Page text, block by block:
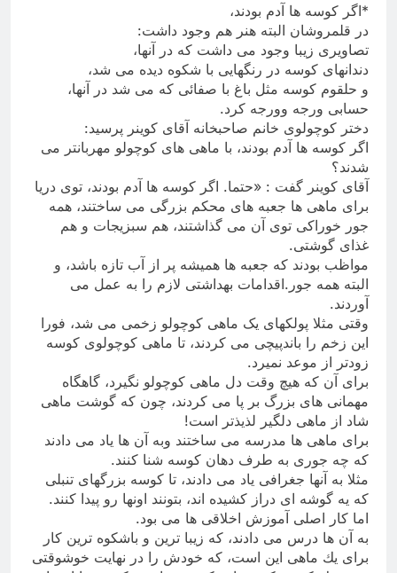
*اگر كوسه ها آدم بودند،
در قلمروشان البته هنر هم وجود داشت:
تصاویری زیبا وجود می داشت که در آنها،
دندانهای كوسه در رنگهایی با شکوه دیده می شد،
و حلقوم کوسه مثل باغ با صفائی که می شد در آنها،
حسابی ورجه وورجه کرد.
دختر کوچولوی خانم صاحبخانه آقای کوینر پرسید:
اگر كوسه ها آدم بودند، با ماهی های كوچولو مهربانتر می
شدند؟
آقای كوینر گفت : «حتما. اگر كوسه ها آدم بودند، توی دریا
برای ماهی ها جعبه های محكم بزرگی می ساختند، همه
جور خوراكی توی آن می گذاشتند، هم سبزیجات و هم
غذای گوشتی.
مواظب بودند كه جعبه ها همیشه پر از آب تازه باشد، و
البته همه جور.اقدامات بهداشتی لازم را به عمل می
آوردند.
وقتی مثلا پولکهای یک ماهی کوچولو زخمی می شد، فورا
این زخم را باندپیچی می کردند، تا ماهی کوچولوی کوسه
زودتر از موعد نمیرد.
برای آن كه هیچ وقت دل ماهی كوچولو نگیرد، گاهگاه
مهمانی های بزرگ بر پا می كردند، چون كه گوشت ماهی
شاد از ماهی دلگیر لذیذتر است!
برای ماهی ها مدرسه می ساختند وبه آن ها یاد می دادند
كه چه جوری به طرف دهان كوسه شنا كنند.
مثلا به آنها جغرافی یاد می دادند، تا کوسه بزرگهای تنبلی
که یه گوشه ای دراز کشیده اند، بتونند اونها رو پیدا کنند.
اما کار اصلی آموزش اخلاقی ها می بود.
به آن ها درس می دادند، كه زیبا ترین و باشكوه ترین كار
برای یك ماهی این است، كه خودش را در نهایت خوشوقتی